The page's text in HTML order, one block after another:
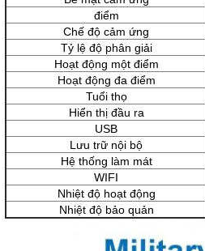
điểm
Chế độ cảm ứng
Tỷ lệ độ phân giải
Hoạt động một điểm
Hoạt động đa điểm
Tuổi thọ
Hiển thị đầu ra
USB
Lưu trữ nội bộ
Hệ thống làm mát
WIFI
Nhiệt độ hoạt động
Nhiệt độ bảo quản